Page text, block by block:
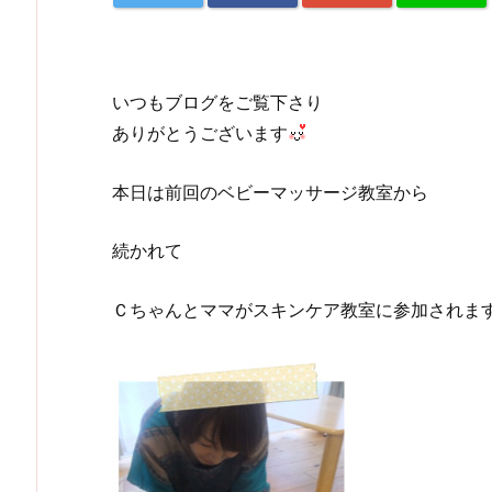
いつもブログをご覧下さり
ありがとうございます
本日は前回のベビーマッサージ教室から
続かれて
Ｃちゃんとママがスキンケア教室に参加されま